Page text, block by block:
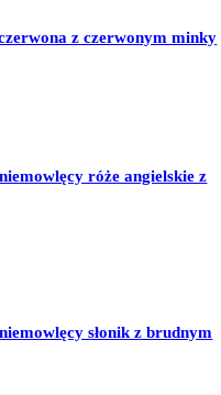
z czerwonym minky
róże angielskie z
słonik z brudnym